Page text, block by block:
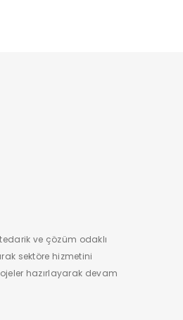
ve çözüm odaklı
sektöre hizmetini
hazırlayarak devam